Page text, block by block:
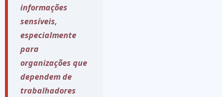
informações
sensíveis,
especialmente
para
organizações que
dependem de
trabalhadores